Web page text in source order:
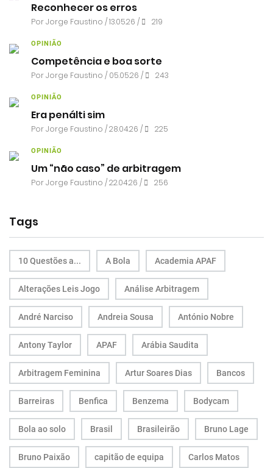
Reconhecer os erros
PorJorge Faustino / 13.05.26 / 219
OPINIÃO
Competência e boa sorte
PorJorge Faustino / 05.05.26 / 243
OPINIÃO
Era penálti sim
PorJorge Faustino / 28.04.26 / 225
OPINIÃO
Um “não caso” de arbitragem
PorJorge Faustino / 22.04.26 / 256
Tags
10 Questões a... A Bola Academia APAF
Alterações Leis Jogo Análise Arbitragem
André Narciso Andreia Sousa António Nobre
Antony Taylor APAF Arábia Saudita
Arbitragem Feminina Artur Soares Dias Bancos
Barreiras Benfica Benzema Bodycam
Bola ao solo Brasil Brasileirão Bruno Lage
Bruno Paixão capitão de equipa Carlos Matos